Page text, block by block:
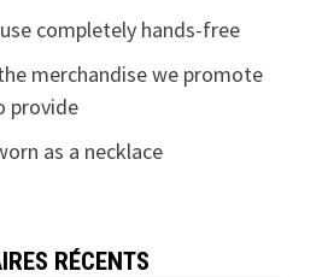
completely hands-free
merchandise we promote
provide
as a necklace
RÉCENTS